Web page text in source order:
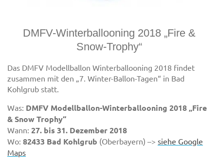
DMFV-Winterballooning 2018 „Fire &
Snow-Trophy“
Das DMFV Modellballon Winterballooning 2018 findet
zusammen mit den „7. Winter-Ballon-Tagen“ in Bad
Kohlgrub statt.
Was: DMFV Modellballon-Winterballooning 2018 „Fire
& Snow Trophy“
Wann: 27. bis 31. Dezember 2018
Wo: 82433 Bad Kohlgrub (Oberbayern) –> siehe Google
Maps